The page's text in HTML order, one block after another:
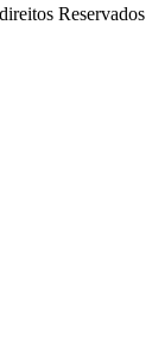
Reservados